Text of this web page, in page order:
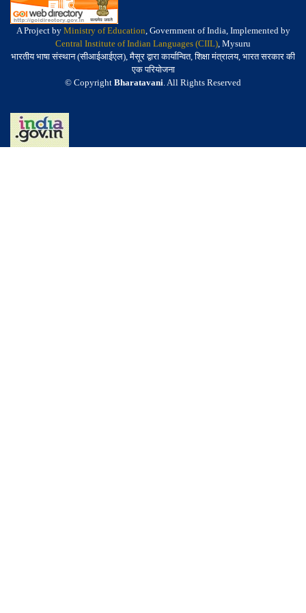
A Project by Ministry of Education, Government of India, Implemented by
Central Institute of Indian Languages (CIIL), Mysuru
भारतीय भाषा संस्थान (सीआईआईएल), मैसूर द्वारा कार्यान्वित, शिक्षा मंत्रालय, भारत सरकार की
एक परियोजना
© Copyright Bharatavani. All Rights Reserved